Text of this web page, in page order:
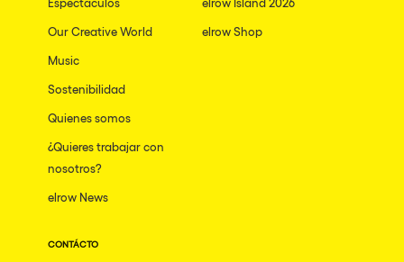
Our Creative World
Music
Sostenibilidad
Quienes somos
¿Quieres trabajar con
nosotros?
elrow News
elrow Shop
CONTÁCTO